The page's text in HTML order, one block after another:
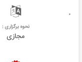
نحوه برگزاری :
مجازی